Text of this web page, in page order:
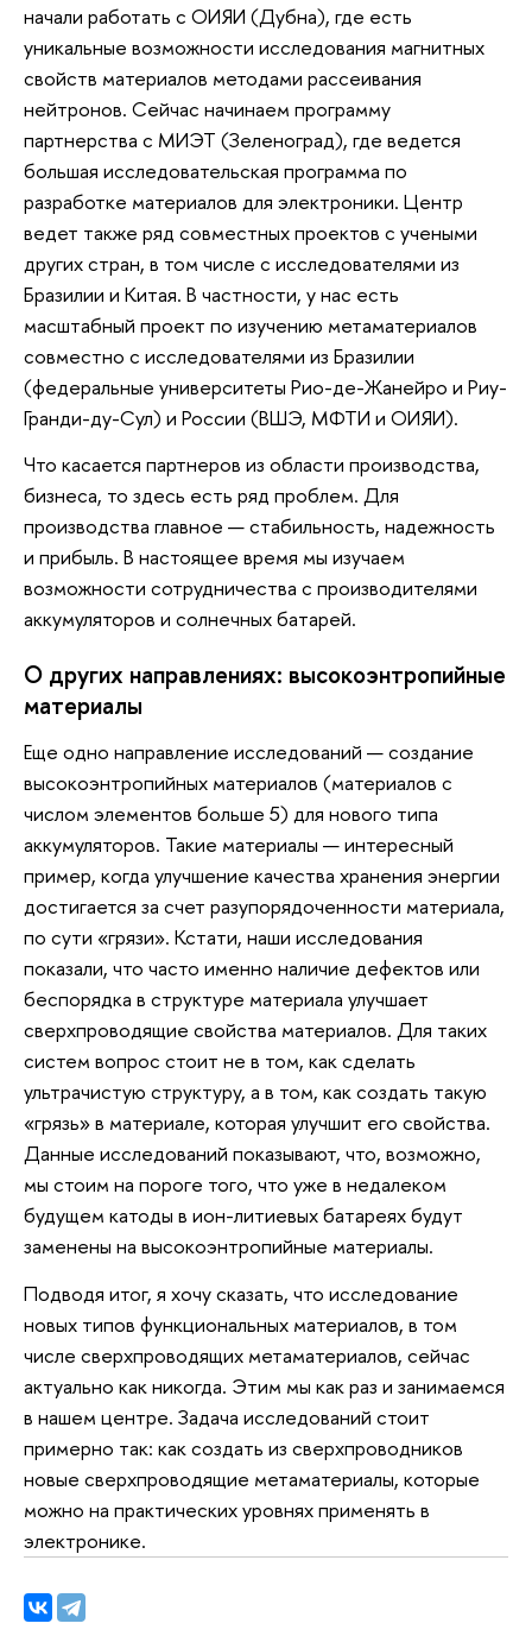
начали работать с ОИЯИ (Дубна), где есть
уникальные возможности исследования магнитных
свойств материалов методами рассеивания
нейтронов. Сейчас начинаем программу
партнерства с МИЭТ (Зеленоград), где ведется
большая исследовательская программа по
разработке материалов для электроники. Центр
ведет также ряд совместных проектов с учеными
других стран, в том числе с исследователями из
Бразилии и Китая. В частности, у нас есть
масштабный проект по изучению метаматериалов
совместно с исследователями из Бразилии
(федеральные университеты Рио-де-Жанейро и Риу-
Гранди-ду-Сул) и России (ВШЭ, МФТИ и ОИЯИ).
Что касается партнеров из области производства,
бизнеса, то здесь есть ряд проблем. Для
производства главное — стабильность, надежность
и прибыль. В настоящее время мы изучаем
возможности сотрудничества с производителями
аккумуляторов и солнечных батарей.
О других направлениях: высокоэнтропийные
материалы
Еще одно направление исследований — создание
высокоэнтропийных материалов (материалов с
числом элементов больше 5) для нового типа
аккумуляторов. Такие материалы — интересный
пример, когда улучшение качества хранения энергии
достигается за счет разупорядоченности материала,
по сути «грязи». Кстати, наши исследования
показали, что часто именно наличие дефектов или
беспорядка в структуре материала улучшает
сверхпроводящие свойства материалов. Для таких
систем вопрос стоит не в том, как сделать
ультрачистую структуру, а в том, как создать такую
«грязь» в материале, которая улучшит его свойства.
Данные исследований показывают, что, возможно,
мы стоим на пороге того, что уже в недалеком
будущем катоды в ион-литиевых батареях будут
заменены на высокоэнтропийные материалы.
Подводя итог, я хочу сказать, что исследование
новых типов функциональных материалов, в том
числе сверхпроводящих метаматериалов, сейчас
актуально как никогда. Этим мы как раз и занимаемся
в нашем центре. Задача исследований стоит
примерно так: как создать из сверхпроводников
новые сверхпроводящие метаматериалы, которые
можно на практических уровнях применять в
электронике.